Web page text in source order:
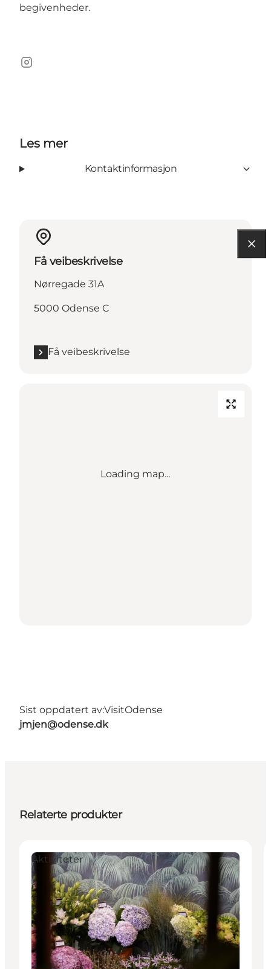
begivenheder.
Instagram
Les mer
Kontaktinformasjon
Få veibeskrivelse
Nørregade 31A
5000 Odense C
Få veibeskrivelse
Loading map...
Sist oppdatert av:VisitOdense
jmjen@odense.dk
Relaterte produkter
Aktiviteter